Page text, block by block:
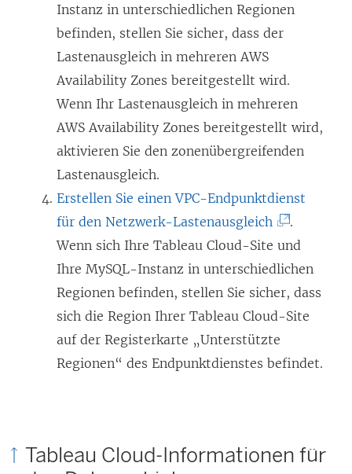
r
d
i
n
n
e
u
e
m
F
e
n
s
t
e
r
f
w
i
r
d
i
n
n
u
e
m
F
e
n
s
t
e
i
n
k
w
i
r
d
i
n
n
e
u
e
m
F
e
e
Instanz in unterschiedlichen Regionen
befinden, stellen Sie sicher, dass der
Lastenausgleich in mehreren AWS
Availability Zones bereitgestellt wird.
Wenn Ihr Lastenausgleich in mehreren
AWS Availability Zones bereitgestellt wird,
aktivieren Sie den zonenübergreifenden
Lastenausgleich.
Erstellen Sie einen VPC-Endpunktdienst
für den Netzwerk-Lastenausgleich
L
i
n
k
w
i
n
.
Wenn sich Ihre Tableau Cloud-Site und
Ihre MySQL-Instanz in unterschiedlichen
Regionen befinden, stellen Sie sicher, dass
sich die Region Ihrer Tableau Cloud-Site
auf der Registerkarte „Unterstützte
Regionen“ des Endpunktdienstes befindet.
Tableau Cloud-Informationen für